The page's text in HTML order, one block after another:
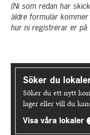
(Ni som redan har
äldre formulär
hur ni registrerar er på
Upptäck
merSöker du
Söker du ett nytt
lager eller vill du
Visa våra lokaler